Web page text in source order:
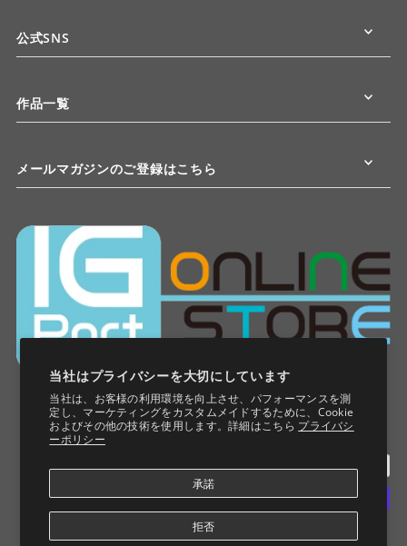
当社はプライバシーを大切にしています
当社は、お客様の利用環境を向上させ、パフォーマンスを測
定し、マーケティングをカスタムメイドするために、Cookie
およびその他の技術を使用します。詳細はこちら プライバシ
ーポリシー
承諾
拒否
公式SNS
作品一覧
メールマガジンのご登録はこちら